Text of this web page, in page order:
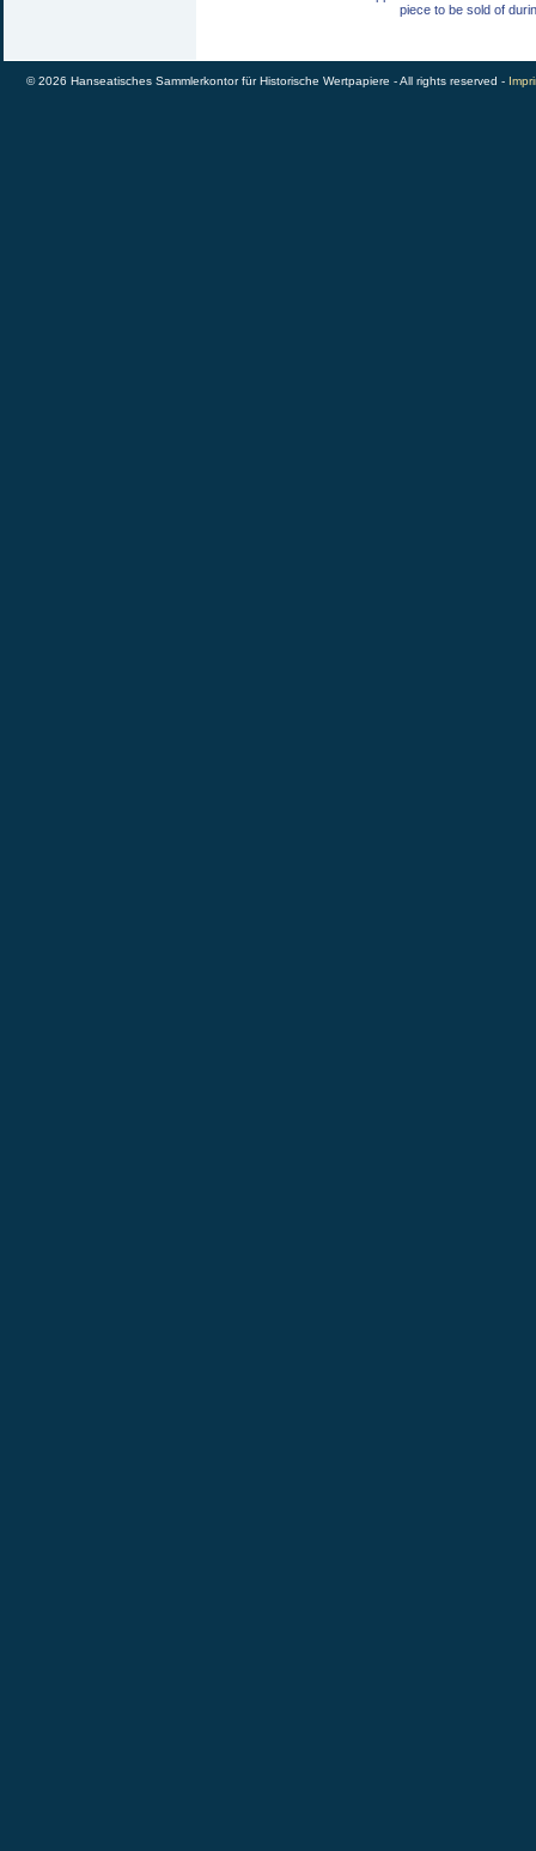
piece to be sold of
© 2026 Hanseatisches Sammlerkontor für Historische Wertpapiere - All rights reserved -